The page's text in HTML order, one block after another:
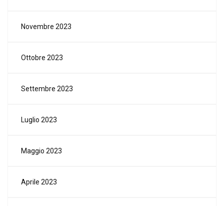
Novembre 2023
Ottobre 2023
Settembre 2023
Luglio 2023
Maggio 2023
Aprile 2023